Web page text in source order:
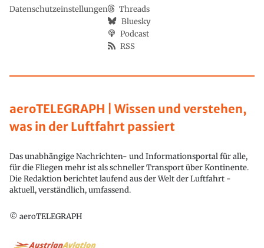
aeroTELEGRAPH | Wissen und verstehen,
was in der Luftfahrt passiert
Das unabhängige Nachrichten- und Informationsportal für alle,
für die Fliegen mehr ist als schneller Transport über Kontinente.
Die Redaktion berichtet laufend aus der Welt der Luftfahrt -
aktuell, verständlich, umfassend.
© aeroTELEGRAPH
Datenschutzeinstellungen
Threads
Bluesky
Podcast
RSS